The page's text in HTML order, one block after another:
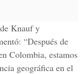
Knaufy
“Después de
Colombia, estamos
geográfica en el